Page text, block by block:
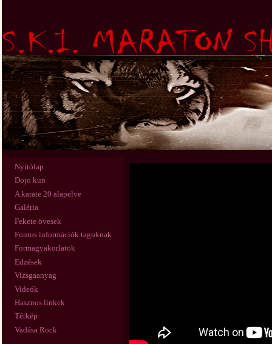
Nyitólap
Dojo kun
A karate 20 alapelve
Galéria
Fekete övesek
Fontos információk tagoknak
Formagyakorlatok
Edzések
Vizsgaanyag
Videók
Hasznos linkek
Térkép
Vadása Rock